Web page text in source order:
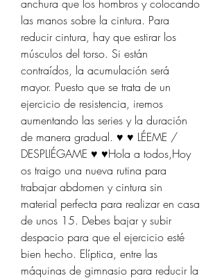
anchura que los hombros y colocando
las manos sobre la cintura. Para
reducir cintura, hay que estirar los
músculos del torso. Si están
contraídos, la acumulación será
mayor. Puesto que se trata de un
ejercicio de resistencia, iremos
aumentando las series y la duración
de manera gradual. ♥ ♥ LÉEME /
DESPLIÉGAME ♥ ♥Hola a todos,Hoy
os traigo una nueva rutina para
trabajar abdomen y cintura sin
material perfecta para realizar en casa
de unos 15. Debes bajar y subir
despacio para que el ejercicio esté
bien hecho. Elíptica, entre las
máquinas de gimnasio para reducir la